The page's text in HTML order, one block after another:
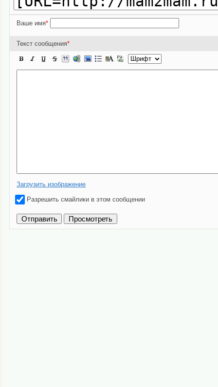
Ваше имя*
Текст сообщения*
Загрузить изображение
Разрешить смайлики в этом сообщении